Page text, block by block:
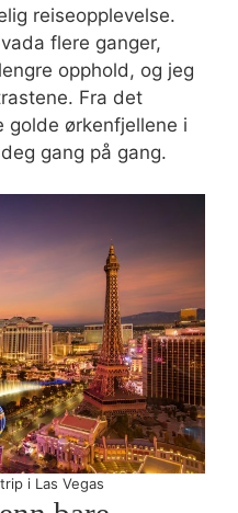
reiseopplevelse.
flere ganger,
opphold, og jeg
Fra det
golde ørkenfjellene i
gang på gang.
i Las Vegas